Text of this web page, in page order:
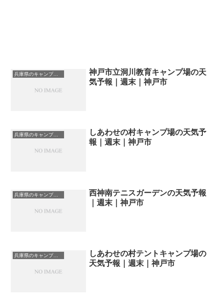
兵庫県のキャンプ場一覧
神戸市立洞川教育キャンプ場の天
気予報｜週末｜神戸市
兵庫県のキャンプ場一覧
しあわせの村キャンプ場の天気予
報｜週末｜神戸市
兵庫県のキャンプ場一覧
西神南テニスガーデンの天気予報
｜週末｜神戸市
兵庫県のキャンプ場一覧
しあわせの村テントキャンプ場の
天気予報｜週末｜神戸市